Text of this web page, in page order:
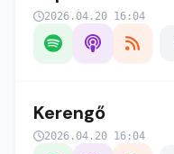
2026.04.20 16:04
Kerengő
2026.04.20 16:04